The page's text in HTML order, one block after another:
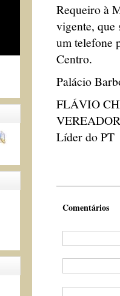
Requeiro à
vigente, que
um telefone
Centro.
Palácio
FLÁVIO
VEREADOR
Líder do PT
Comentários